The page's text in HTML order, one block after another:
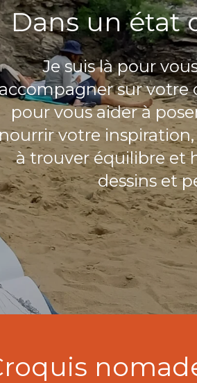
Dans un état
Je suis là pour
sur votre
pour vous aider à
votre
à trouver équilibre et
dessins et